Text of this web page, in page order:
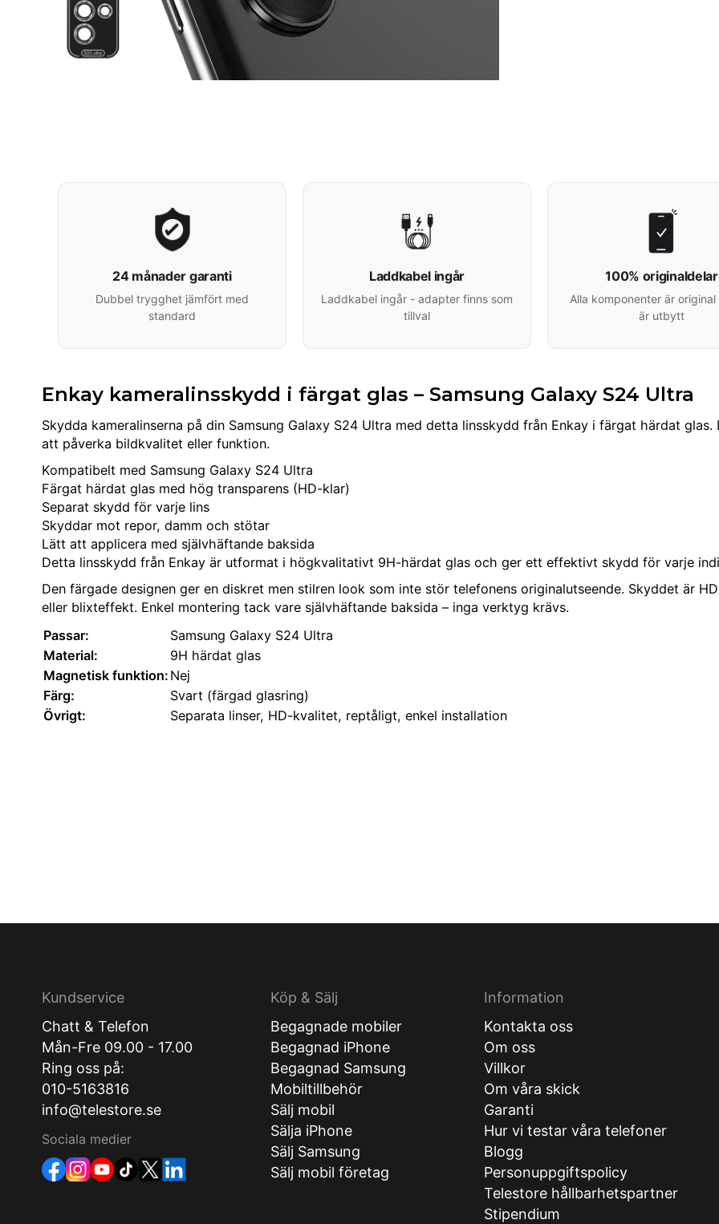
24 månader garanti
Dubbel trygghet jämfört med
standard
Laddkabel ingår
Laddkabel ingår - adapter finns som
tillval
100% originaldelar
Alla komponenter är
är utbytt
Enkay kameralinsskydd i färgat glas – Samsung Galaxy S24 Ultra
Skydda kameralinserna på din Samsung Galaxy S24 Ultra med detta linsskydd från Enkay i färgat härdat
att påverka bildkvalitet eller funktion.
Kompatibelt med Samsung Galaxy S24 Ultra
Färgat härdat glas med hög transparens (HD-klar)
Separat skydd för varje lins
Skyddar mot repor, damm och stötar
Lätt att applicera med självhäftande baksida
Detta linsskydd från Enkay är utformat i högkvalitativt 9H-härdat glas och ger ett effektivt skydd för varje
Den färgade designen ger en diskret men stilren look som inte stör telefonens originalutseende. Skyddet är
eller blixteffekt. Enkel montering tack vare självhäftande baksida – inga verktyg krävs.
Passar:
Samsung Galaxy S24 Ultra
Material:
9H härdat glas
Magnetisk funktion: Nej
Färg:
Svart (färgad glasring)
Övrigt:
Separata linser, HD-kvalitet, reptåligt, enkel installation
Kundservice
Chatt & Telefon
Mån-Fre 09.00 - 17.00
Ring oss på:
010-5163816
info@telestore.se
Sociala medier
Köp & Sälj
Begagnade mobiler
Begagnad iPhone
Begagnad Samsung
Mobiltillbehör
Sälj mobil
Sälja iPhone
Sälj Samsung
Sälj mobil företag
Information
Kontakta oss
Om oss
Villkor
Om våra skick
Garanti
Hur vi testar våra telefoner
Blogg
Personuppgiftspolicy
Telestore hållbarhetspartner
Stipendium